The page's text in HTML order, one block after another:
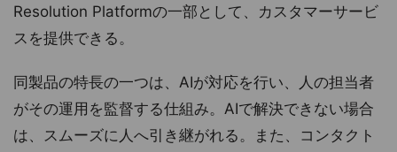
Resolution Platformの一部として、カスタマーサービ
スを提供できる。
同製品の特長の一つは、AIが対応を行い、人の担当者
がその運用を監督する仕組み。AIで解決できない場合
は、スムーズに人へ引き継がれる。また、コンタクト